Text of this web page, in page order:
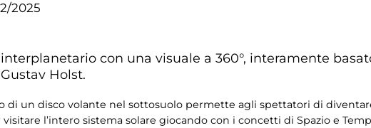
2025
con una visuale a 360°, interamente
Holst.
di un disco volante nel sottosuolo permette agli spettatori di
visitare l’intero sistema solare giocando con i concetti di Spazio e